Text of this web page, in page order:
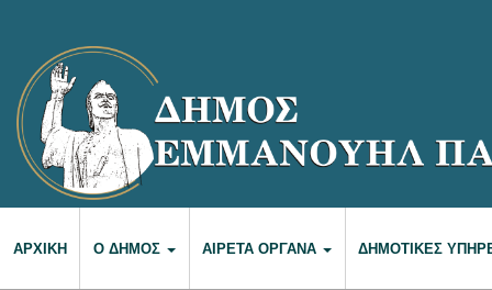
ΑΡΧΙΚΉ Ο ΔΉΜΟΣ ΑΙΡΕΤΆ ΌΡΓΑΝΑ ΔΗΜΟΤΙΚΈΣ